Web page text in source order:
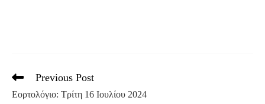
Read
articles
Previous Post
Εορτολόγιο: Τρίτη 16 Ιουλίου 2024